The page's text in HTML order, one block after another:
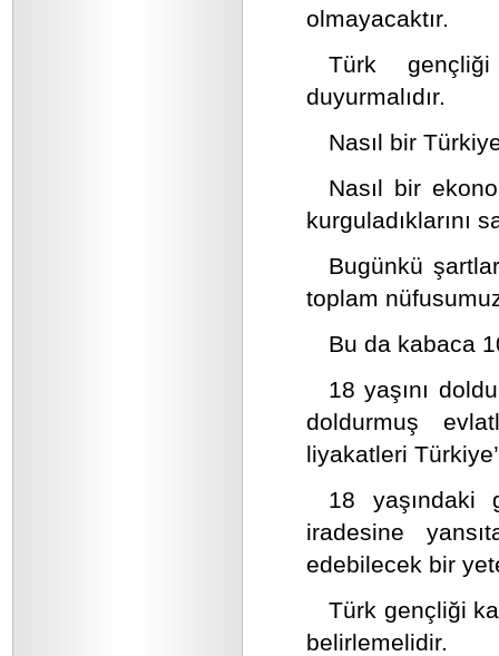
olmayacaktır.
Türk
duyurmalıdır.
Nasıl bir
Nasıl bir
kurguladıklarını
Bugünkü
toplam
Bu da kabaca
18 yaşını
doldurmuş
liyakatleri
18 yaşındaki
iradesine
edebilecek bir
Türk gençliği
belirlemelidir.